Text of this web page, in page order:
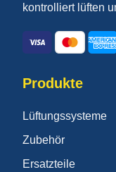
kontrolliert lüften
Produkte
Lüftungssysteme
Zubehör
Ersatzteile